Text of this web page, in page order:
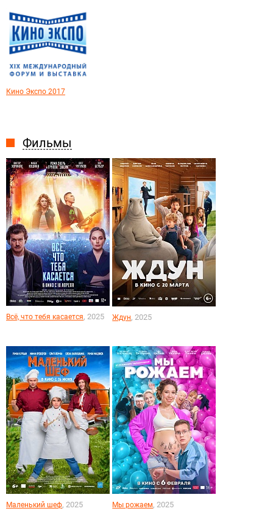
Фильмы
Всё, что тебя касается, 2025 Ждун, 2025
Маленький шеф, 2025 Мы рожаем, 2025
Кино Экспо 2017